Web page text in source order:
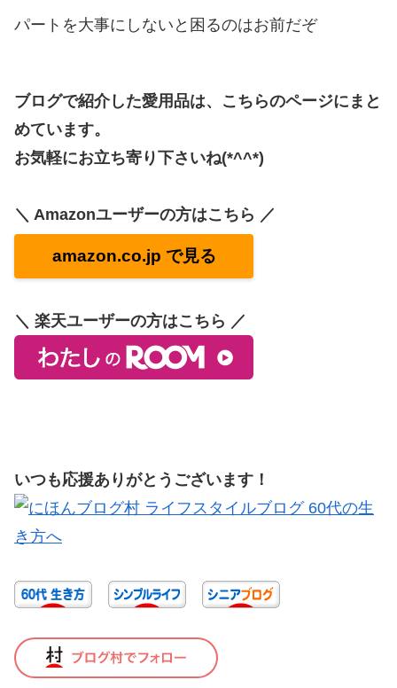
パートを大事にしないと困るのはお前だぞ
ブログで紹介した愛用品は、こちらのページにまと
めています。
お気軽にお立ち寄り下さいね(*^^*)
＼ Amazonユーザーの方はこちら ／
amazon.co.jp で見る
＼ 楽天ユーザーの方はこちら ／
いつも応援ありがとうございます！